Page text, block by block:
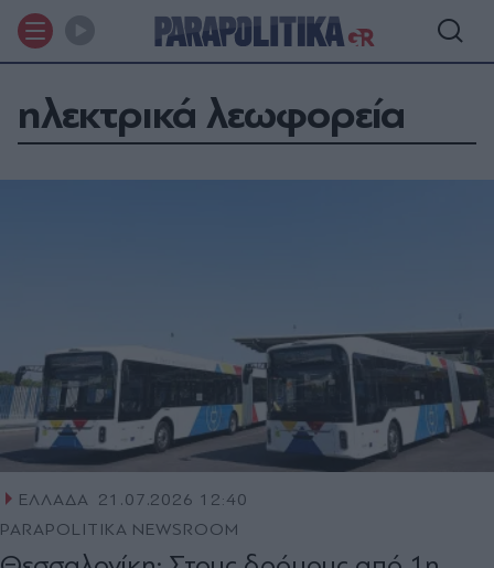
ηλεκτρικά λεωφορεία
ΕΛΛΑΔΑ 21.07.2026 12:40
PARAPOLITIKA NEWSROOM